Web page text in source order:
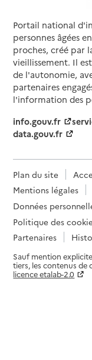
Portail national
personnes âgées
proches, créé par
vieillissement. Il
de l'autonomie,
partenaires
l'information des
info.gouv.fr
data.gouv.fr
Plan du site
Mentions légales
Données
Politique des
Partenaires
Sauf mention
tiers, les contenus de
licence etalab-2.0